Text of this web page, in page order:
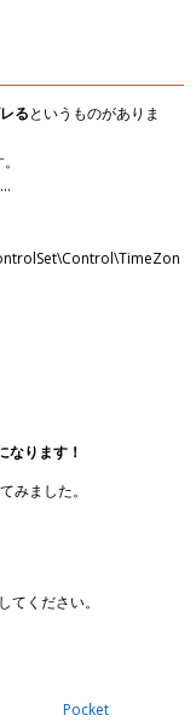
るというものがありま
ります！
みました。
ください。
Pocket